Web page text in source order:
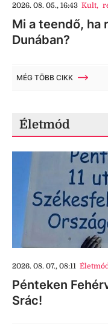
2026. 08. 05., 16:43 Kult,
Mi a teendő, ha
Dunában?
MÉG TÖBB CIKK
Életmód
2026. 08. 07., 08:11
Pénteken
Srác!